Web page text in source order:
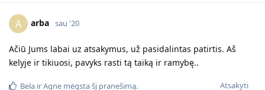
A arba sau '20
Ačiū Jums labai uz atsakymus, už pasidalintas patirtis. Aš
kelyje ir tikiuosi, pavyks rasti tą taiką ir ramybę..
Atsakyti
Bela irAgne mėgsta šį pranešimą.